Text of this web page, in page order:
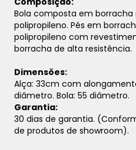
Bola composta em borracha
polipropileno. Pés em
polipropileno com
borracha de alta resistência.
Dimensões:
Alça: 33cm com
diâmetro. Bola: 55 diâmetro.
Garantia:
30 dias de garantia.
de produtos de showroom).